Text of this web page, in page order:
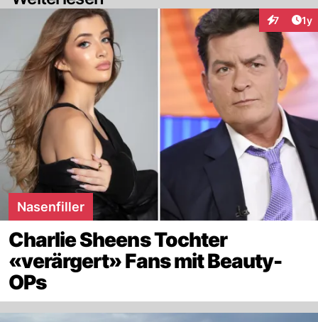
7 1y
Nasenfiller
Charlie Sheens Tochter
«verärgert» Fans mit Beauty-
OPs